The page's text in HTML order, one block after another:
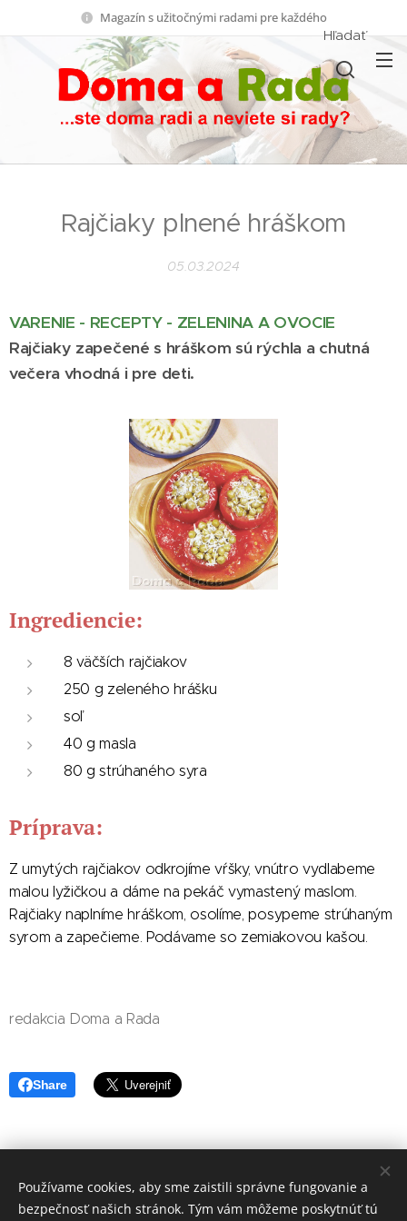
Magazín s užitočnými radami pre každého
Hľadať
Rajčiaky plnené hráškom
05.03.2024
VARENIE - RECEPTY - ZELENINA A OVOCIE
Rajčiaky zapečené s hráškom sú rýchla a chutná
večera vhodná i pre deti.
Ingrediencie:
8 väčších rajčiakov
250 g zeleného hrášku
soľ
40 g masla
80 g strúhaného syra
Príprava:
Z umytých rajčiakov odkrojíme vŕšky, vnútro vydlabeme
malou lyžičkou a dáme na pekáč vymastený maslom.
Rajčiaky naplníme hráškom, osolíme, posypeme strúhaným
syrom a zapečieme. Podávame so zemiakovou kašou.
redakcia Doma a Rada
Share
redakcia Doma a Rada
Používame cookies, aby sme zaistili správne fungovanie a
bezpečnosť našich stránok. Tým vám môžeme poskytnúť tú